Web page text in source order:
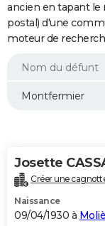
Essais
Réserver un essai
Citadines
Berlines
SUV
Forum auto
+
HIGH-TECH
Mobiles
Meilleur smartphone
Internet
Ordinateurs
Jeux vidéo
Guide high-tech
+BRICOLAGE
Forum
Aménagement intérieur
Extérieur
Cuisine
Salle de bains
Jardinage
Rangement
WEEK-END
Guides de France
Escapades
Patrimoine
Expositions
Musées
Week-end nature
LIFESTYLE
Alimentation
Guide de la santé
Maladies
Médicaments
Sommeil
VOYAGE
Destinations
City break
Voyage nature
Voyage de noces
Forum
Climat
+PHOTO
GUIDES D'ACHAT
ancien en tapant le
postal) d'une
moteur de
Josette
Créer une
Naissance
09/04/1930 à